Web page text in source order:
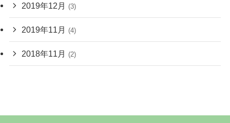
2019年12月 (3)
2019年11月 (4)
2018年11月 (2)